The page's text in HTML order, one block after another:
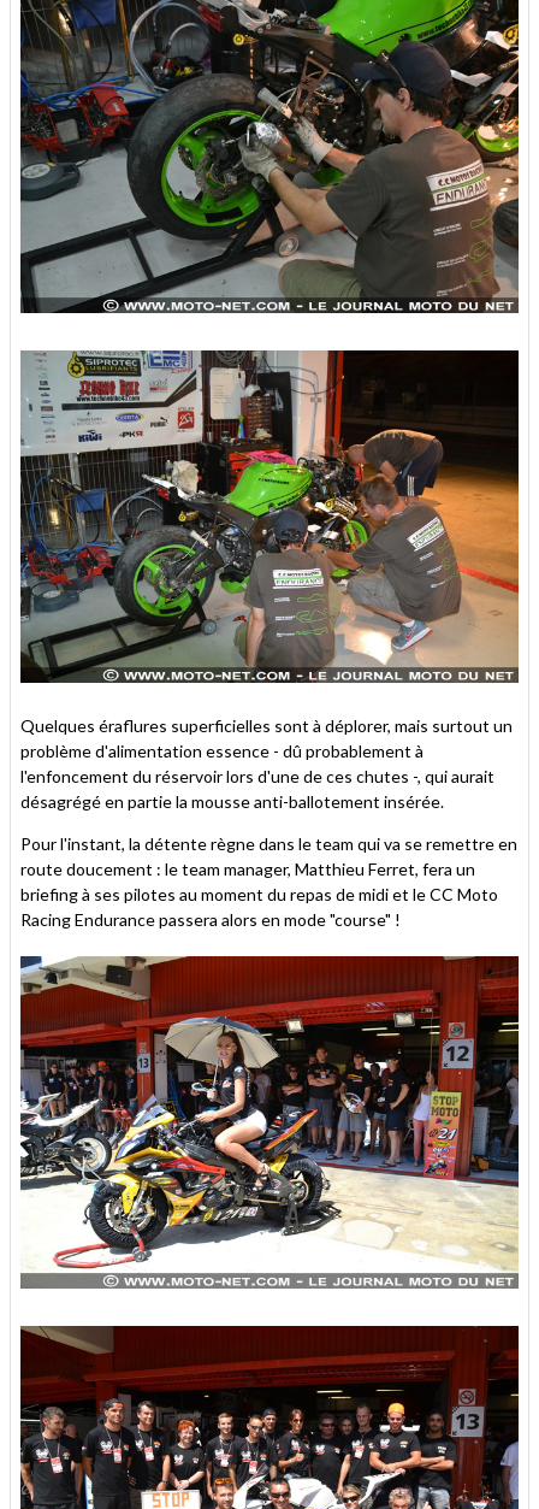
Quelques éraflures superficielles sont à déplorer, mais surtout un
problème d'alimentation essence - dû probablement à
l'enfoncement du réservoir lors d'une de ces chutes -, qui aurait
désagrégé en partie la mousse anti-ballotement insérée.
Pour l'instant, la détente règne dans le team qui va se remettre en
route doucement : le team manager, Matthieu Ferret, fera un
briefing à ses pilotes au moment du repas de midi et le CC Moto
Racing Endurance passera alors en mode "course" !